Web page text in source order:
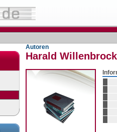
Autoren
Harald Willenbrock